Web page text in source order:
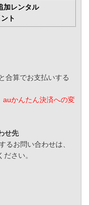
加レンタル
ト
合算でお支払いする
かんたん決済への変
せ先
るお問い合わせは、
さい。